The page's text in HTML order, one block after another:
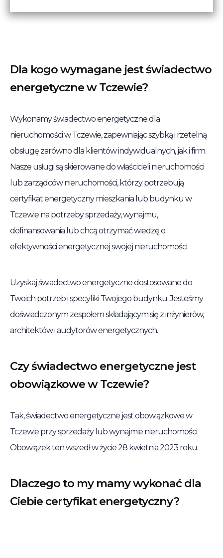
Dla kogo wymagane jest świadectwo
energetyczne w Tczewie?
Wykonamy świadectwo energetyczne dla
nieruchomości w Tczewie, zapewniając szybką i rzetelną
obsługę zarówno dla klientów indywidualnych, jak i firm.
Nasze usługi są skierowane do właścicieli nieruchomości
lub zarządców nieruchomości, którzy potrzebują
certyfikat energetyczny mieszkania lub budynku w
Tczewie na potrzeby sprzedaży, wynajmu,
dofinansowania lub chcą otrzymać wiedzę o
efektywności energetycznej swojej nieruchomości.
Uzyskaj świadectwo energetyczne dostosowane do
Twoich potrzeb i specyfiki Twojego budynku. Jesteśmy
doświadczonym zespołem składającym się z inżynierów,
architektów i audytorów energetycznych.
Czy świadectwo energetyczne jest
obowiązkowe w Tczewie?
Tak, świadectwo energetyczne jest obowiązkowe w
Tczewie przy sprzedaży lub wynajmie nieruchomości.
Obowiązek ten wszedł w życie 28 kwietnia 2023 roku.
Dlaczego to my mamy wykonać dla
Ciebie certyfikat energetyczny?